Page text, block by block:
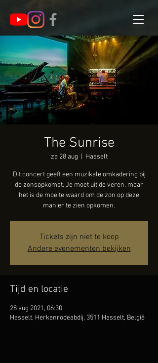
The Sunrise
za 28 aug Hasselt
Dit concert geeft een muzikale omkadering bij
de zonsopkomst. Je moet uit de veren, maar
het is de moeite waard om de zon op deze
manier te zien opkomen.
Tickets zijn niet te koop
Andere evenementen bekijken
Tijd en locatie
28 aug 2021, 06:30
Hasselt, Herkenrodeabdij, 3511 Hasselt, België